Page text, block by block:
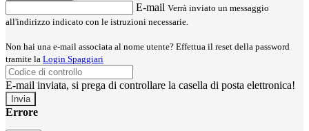
E-mail Verrà inviato un messaggio
all'indirizzo indicato con le istruzioni necessarie.
Non hai una e-mail associata al nome utente? Effettua il reset della password
tramite la Login Spaggiari
E-mail inviata, si prega di controllare la casella di posta elettronica!
Errore